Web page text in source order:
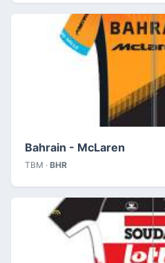
Bahrain - McLaren
TBM · BHR